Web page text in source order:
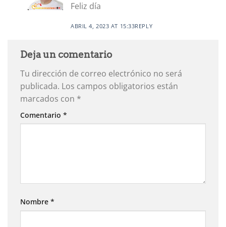
Feliz día
ABRIL 4, 2023 AT 15:33REPLY
Deja un comentario
Tu dirección de correo electrónico no será
publicada. Los campos obligatorios están
marcados con *
Comentario *
Nombre *